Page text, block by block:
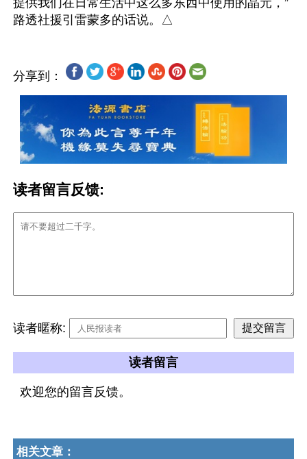
提供我们在日常生活中这么多东西中使用的晶元，”
分享到：
读者留言反馈:
读者暱称:
读者留言
欢迎您的留言反馈。
相关文章：